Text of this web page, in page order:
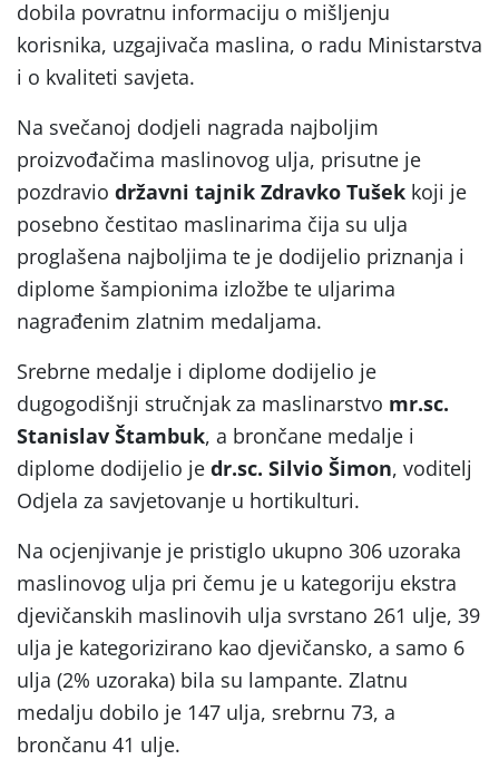
dobila povratnu informaciju o mišljenju
korisnika, uzgajivača maslina, o radu Ministarstva
i o kvaliteti savjeta.
Na svečanoj dodjeli nagrada najboljim
proizvođačima maslinovog ulja, prisutne je
pozdravio državni tajnik Zdravko Tušek koji je
posebno čestitao maslinarima čija su ulja
proglašena najboljima te je dodijelio priznanja i
diplome šampionima izložbe te uljarima
nagrađenim zlatnim medaljama.
Srebrne medalje i diplome dodijelio je
dugogodišnji stručnjak za maslinarstvo mr.sc.
Stanislav Štambuk, a brončane medalje i
diplome dodijelio je dr.sc. Silvio Šimon, voditelj
Odjela za savjetovanje u hortikulturi.
Na ocjenjivanje je pristiglo ukupno 306 uzoraka
maslinovog ulja pri čemu je u kategoriju ekstra
djevičanskih maslinovih ulja svrstano 261 ulje, 39
ulja je kategorizirano kao djevičansko, a samo 6
ulja (2% uzoraka) bila su lampante. Zlatnu
medalju dobilo je 147 ulja, srebrnu 73, a
brončanu 41 ulje.